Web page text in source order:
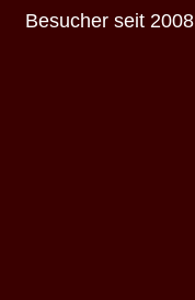
Besucher seit 2008